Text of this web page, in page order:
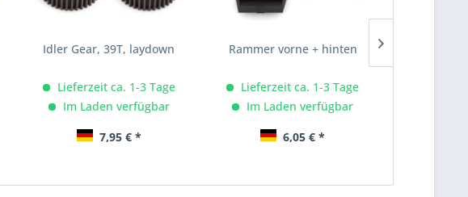
Idler Gear, 39T, laydown
Lieferzeit ca. 1-3 Tage
Im Laden verfügbar
7,95 € *
Rammer vorne + hinten
Lieferzeit ca. 1-3 Tage
Im Laden verfügbar
6,05 € *